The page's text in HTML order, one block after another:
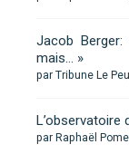
Jacob
mais… »
par Tribune Le
par Raphaël